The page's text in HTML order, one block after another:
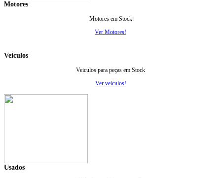
Motores
Motores em Stock
Ver Motores!
Veiculos
Veiculos para peças em Stock
Ver veículos!
Usados